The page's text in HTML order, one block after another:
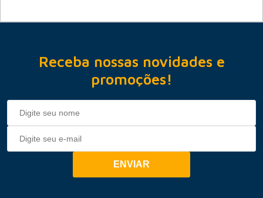
Receba nossas novidades e
promoções!
ENVIAR